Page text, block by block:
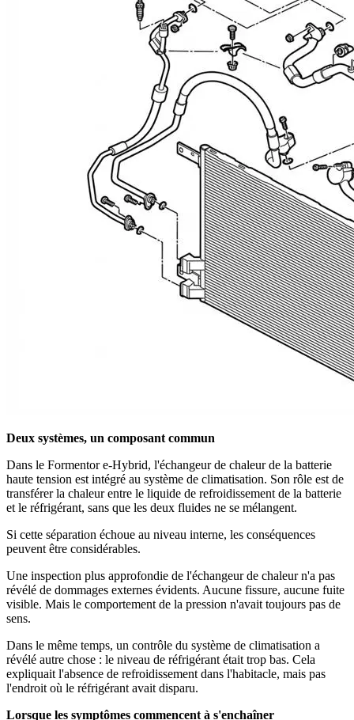
Deux systèmes, un composant commun
Dans le Formentor e-Hybrid, l'échangeur de chaleur de la batterie
haute tension est intégré au système de climatisation. Son rôle est de
transférer la chaleur entre le liquide de refroidissement de la batterie
et le réfrigérant, sans que les deux fluides ne se mélangent.
Si cette séparation échoue au niveau interne, les conséquences
peuvent être considérables.
Une inspection plus approfondie de l'échangeur de chaleur n'a pas
révélé de dommages externes évidents. Aucune fissure, aucune fuite
visible. Mais le comportement de la pression n'avait toujours pas de
sens.
Dans le même temps, un contrôle du système de climatisation a
révélé autre chose : le niveau de réfrigérant était trop bas. Cela
expliquait l'absence de refroidissement dans l'habitacle, mais pas
l'endroit où le réfrigérant avait disparu.
Lorsque les symptômes commencent à s'enchaîner